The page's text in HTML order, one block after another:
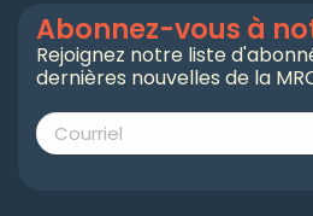
Abonnez-vous à
Rejoignez notre liste
dernières nouvelles de la